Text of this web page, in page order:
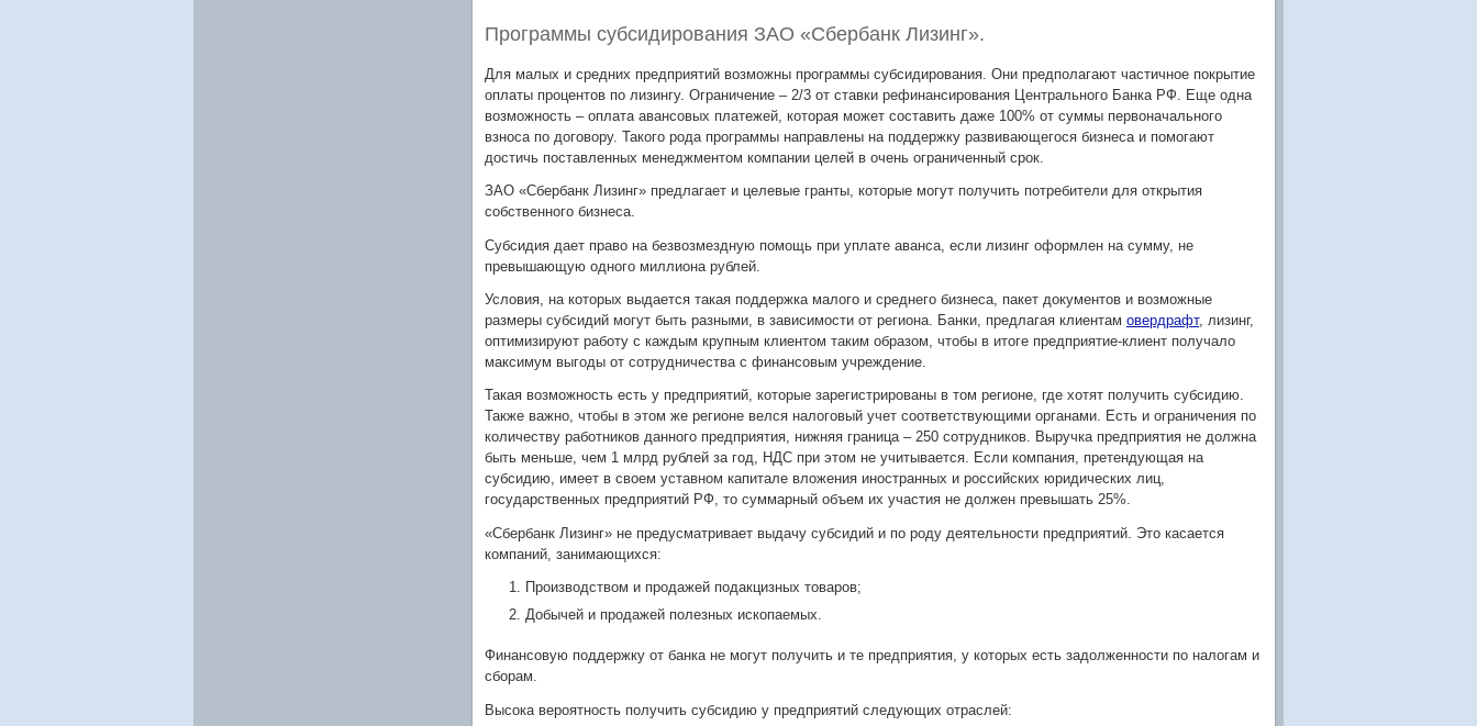
Программы субсидирования ЗАО «Сбербанк Лизинг».
Для малых и средних предприятий возможны программы субсидирования. Они предполагают частичное покрытие
оплаты процентов по лизингу. Ограничение – 2/3 от ставки рефинансирования Центрального Банка РФ. Еще одна
возможность – оплата авансовых платежей, которая может составить даже 100% от суммы первоначального
взноса по договору. Такого рода программы направлены на поддержку развивающегося бизнеса и помогают
достичь поставленных менеджментом компании целей в очень ограниченный срок.
ЗАО «Сбербанк Лизинг» предлагает и целевые гранты, которые могут получить потребители для открытия
собственного бизнеса.
Субсидия дает право на безвозмездную помощь при уплате аванса, если лизинг оформлен на сумму, не
превышающую одного миллиона рублей.
Условия, на которых выдается такая поддержка малого и среднего бизнеса, пакет документов и возможные
размеры субсидий могут быть разными, в зависимости от региона. Банки, предлагая клиентам овердрафт, лизинг,
оптимизируют работу с каждым крупным клиентом таким образом, чтобы в итоге предприятие-клиент получало
максимум выгоды от сотрудничества с финансовым учреждение.
Такая возможность есть у предприятий, которые зарегистрированы в том регионе, где хотят получить субсидию.
Также важно, чтобы в этом же регионе велся налоговый учет соответствующими органами. Есть и ограничения по
количеству работников данного предприятия, нижняя граница – 250 сотрудников. Выручка предприятия не должна
быть меньше, чем 1 млрд рублей за год, НДС при этом не учитывается. Если компания, претендующая на
субсидию, имеет в своем уставном капитале вложения иностранных и российских юридических лиц,
государственных предприятий РФ, то суммарный объем их участия не должен превышать 25%.
«Сбербанк Лизинг» не предусматривает выдачу субсидий и по роду деятельности предприятий. Это касается
компаний, занимающихся:
Производством и продажей подакцизных товаров;
Добычей и продажей полезных ископаемых.
Финансовую поддержку от банка не могут получить и те предприятия, у которых есть задолженности по налогам и
сборам.
Высока вероятность получить субсидию у предприятий следующих отраслей: